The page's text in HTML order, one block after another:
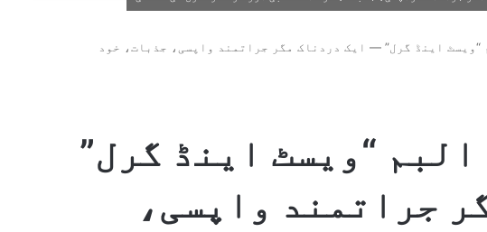
“ویسٹ اینڈ گرل” — ایک دردناک مگر جراتمند واپسی، جذبات، خود
“ویسٹ اینڈ گرل”
جراتمند واپسی،